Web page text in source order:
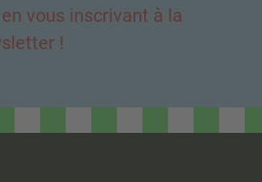
vous inscrivant à la
!